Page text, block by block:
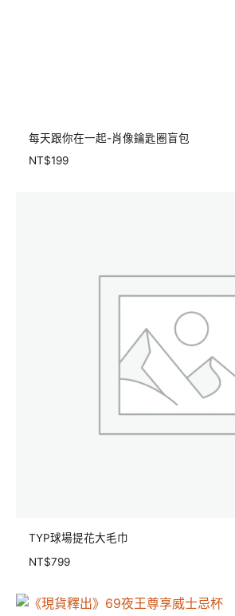
每天跟你在一起-肖像鑰匙圈盲包
NT$199
TYP球場提花大毛巾
NT$799